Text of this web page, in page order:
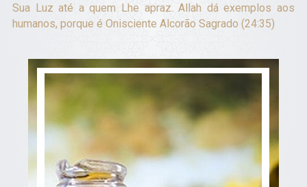
Sua Luz até a quem Lhe apraz. Allah dá exemplos aos
humanos, porque é Onisciente Alcorão Sagrado (24:35)